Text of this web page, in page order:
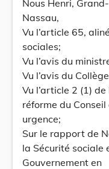
Nous Henri,
Nassau,
Vu l’article 65,
sociales;
Vu l’avis du
Vu l’avis du
Vu l’article 2 (1)
réforme du
urgence;
Sur le rapport de
la Sécurité sociale
Gouvernement en